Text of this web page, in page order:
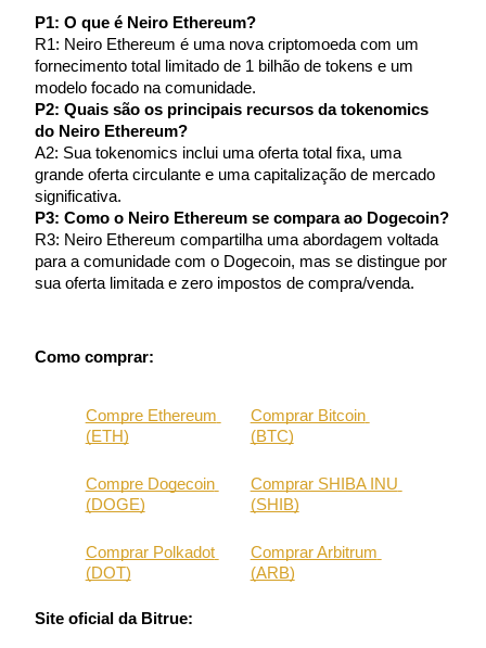
Precious Metals Trading Carnival
Trade Gold & Silver · 33,333 USDT Bonus
USDT New User Exclusive 10% APR
USDT Flexible Staking | Daily Rewards
BTC New User Exclusive: 6.5% APR
Mais eventos
Centro de recompensas
P1: O que é Neiro Ethereum?
R1: Neiro Ethereum é uma nova criptomoeda com um
fornecimento total limitado de 1 bilhão de tokens e um
modelo focado na comunidade.
P2: Quais são os principais recursos da tokenomics
do Neiro Ethereum?
A2: Sua tokenomics inclui uma oferta total fixa, uma
grande oferta circulante e uma capitalização de mercado
significativa.
P3: Como o Neiro Ethereum se compara ao Dogecoin?
R3: Neiro Ethereum compartilha uma abordagem voltada
para a comunidade com o Dogecoin, mas se distingue por
sua oferta limitada e zero impostos de compra/venda.
Como comprar:
Compre Ethereum
(ETH)
Comprar Bitcoin
(BTC)
Compre Dogecoin
(DOGE)
Comprar SHIBA INU
(SHIB)
Comprar Polkadot
(DOT)
Comprar Arbitrum
(ARB)
Site oficial da Bitrue: